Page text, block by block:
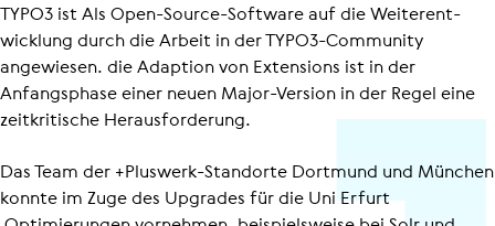
TYPO3 ist Als Open-Source-Software auf die Weiter­ent­
wick­lung durch die Arbeit in der TYPO3-Community
angewiesen. die Adaption von Extensions ist in der
Anfangsphase einer neuen Major-Version in der Regel eine
zeitkritische Heraus­for­de­rung.
Das Team der +Pluswerk-Standorte Dortmund und München
konnte im Zuge des Upgrades für die Uni Erfurt